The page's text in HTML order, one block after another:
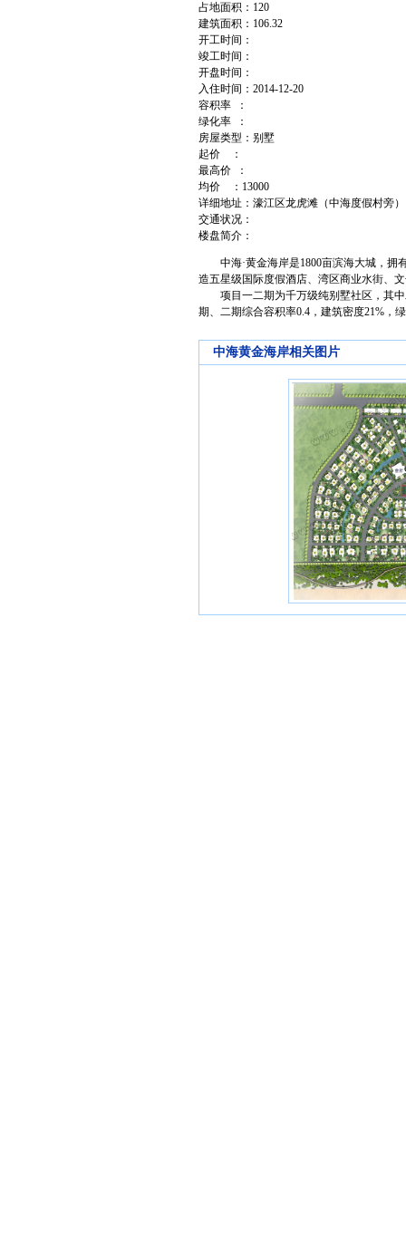
占地面积：120
建筑面积：106.32
开工时间：
竣工时间：
开盘时间：
入住时间：2014-12-20
容积率 ：
绿化率 ：
房屋类型：别墅
起价 ：
最高价 ：
均价 ：13000
详细地址：濠江区龙虎滩（中海度假村旁）
交通状况：
楼盘简介：
中海·黄金海岸是1800亩滨海大城，拥
造五星级国际度假酒店、湾区商业水街、
项目一二期为千万级纯别墅社区，其中
期、二期综合容积率0.4，建筑密度21%，
中海黄金海岸相关图片